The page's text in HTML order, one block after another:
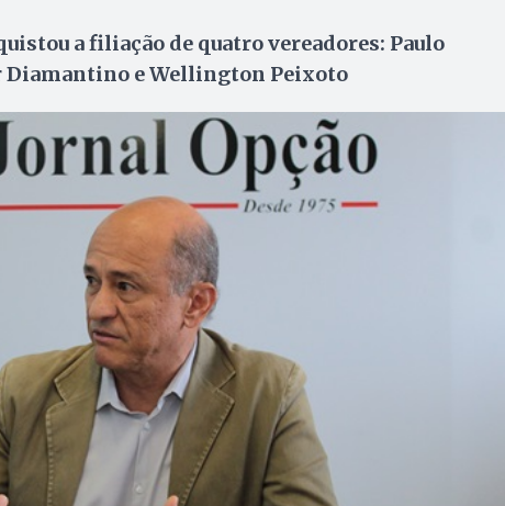
a filiação de quatro vereadores: Paulo
Diamantino e Wellington Peixoto